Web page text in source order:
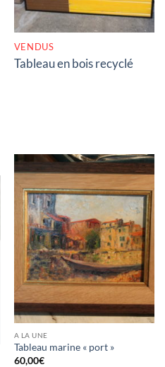
VENDUS
Tableau en bois recyclé
A LA UNE
Tableau marine « port »
60,00€